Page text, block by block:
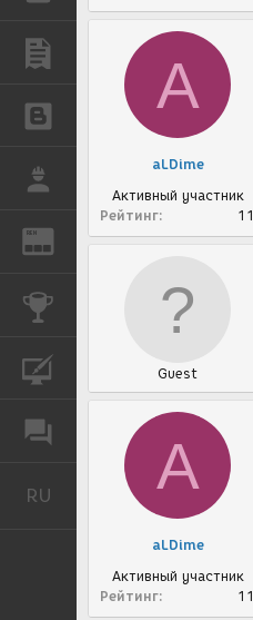
ПУБЛИКАЦИИ
БЛОГИ
REN ЖУРНАЛ
КОНКУРСЫ
ФОРУМ
RU Русский
A
aLDime
Активный участник
Рейтинг
11
Guest
A
aLDime
Активный участник
Рейтинг
11